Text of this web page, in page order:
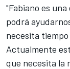
"Fabiano es
podrá
necesita
Actualmente
que necesita la